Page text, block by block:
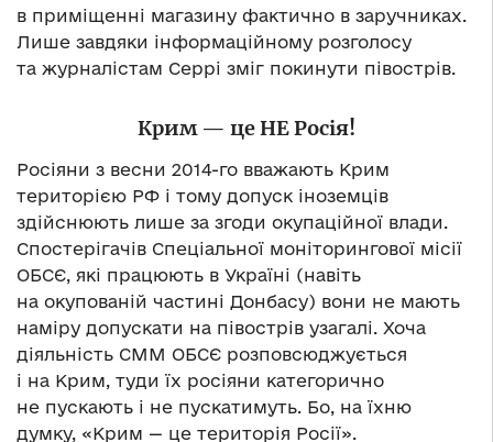
в приміщенні магазину фактично в заручниках.
Лише завдяки інформаційному розголосу
та журналістам Серрі зміг покинути півострів.
Крим — це НЕ Росія!
Росіяни з весни 2014-го вважають Крим
територією РФ і тому допуск іноземців
здійснюють лише за згоди окупаційної влади.
Спостерігачів Спеціальної моніторингової місії
ОБСЄ, які працюють в Україні (навіть
на окупованій частині Донбасу) вони не мають
наміру допускати на півострів узагалі. Хоча
діяльність СММ ОБСЄ розповсюджується
і на Крим, туди їх росіяни категорично
не пускають і не пускатимуть. Бо, на їхню
думку, «Крим — це територія Росії».